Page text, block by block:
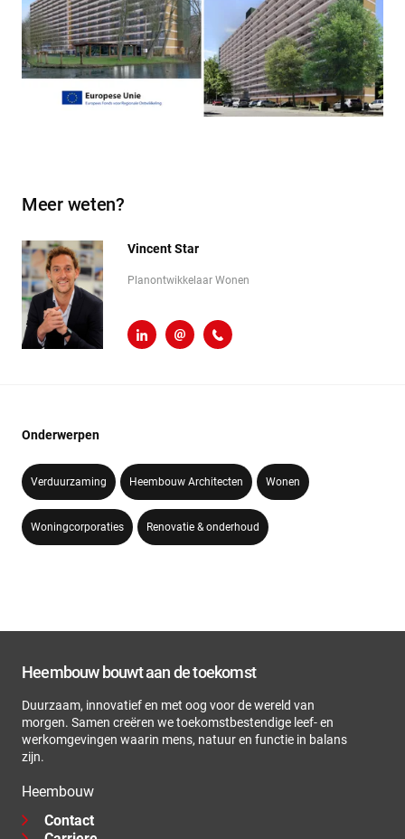
Meer weten?
Vincent Star
Planontwikkelaar Wonen
LinkedInv.star@heembouw.nl
071 - 332 00 50
Onderwerpen
Verduurzaming Heembouw Architecten Wonen
Woningcorporaties Renovatie & onderhoud
Heembouw bouwt aan de toekomst
Duurzaam, innovatief en met oog voor de wereld van
morgen. Samen creëren we toekomstbestendige leef- en
werkomgevingen waarin mens, natuur en functie in balans
zijn.
Heembouw
Contact